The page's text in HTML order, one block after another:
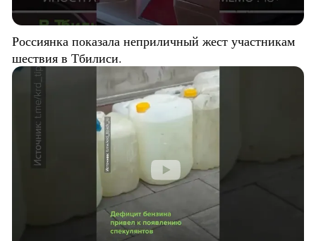
Россиянка показала неприличный жест участникам
шествия в Тбилиси.